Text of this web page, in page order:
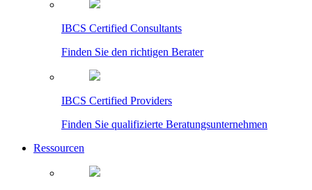
IBCS Certified Consultants
Finden Sie den richtigen Berater
IBCS Certified Providers
Finden Sie qualifizierte Beratungsunternehmen
Ressourcen